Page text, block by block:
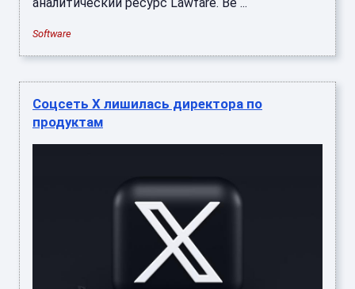
Software
Соцсеть X лишилась директора по
продуктам